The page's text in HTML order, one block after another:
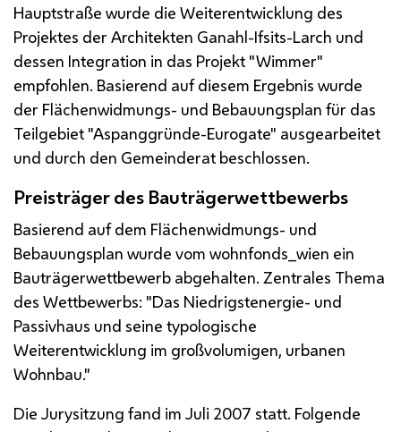
Hauptstraße wurde die Weiterentwicklung des
Projektes der Architekten Ganahl-Ifsits-Larch und
dessen Integration in das Projekt "Wimmer"
empfohlen. Basierend auf diesem Ergebnis wurde
der Flächenwidmungs- und Bebauungsplan für das
Teilgebiet "Aspanggründe-Eurogate" ausgearbeitet
und durch den Gemeinderat beschlossen.
Preisträger des Bauträgerwettbewerbs
Basierend auf dem Flächenwidmungs- und
Bebauungsplan wurde vom wohnfonds_wien ein
Bauträgerwettbewerb abgehalten. Zentrales Thema
des Wettbewerbs: "Das Niedrigstenergie- und
Passivhaus und seine typologische
Weiterentwicklung im großvolumigen, urbanen
Wohnbau."
Die Jurysitzung fand im Juli 2007 statt. Folgende